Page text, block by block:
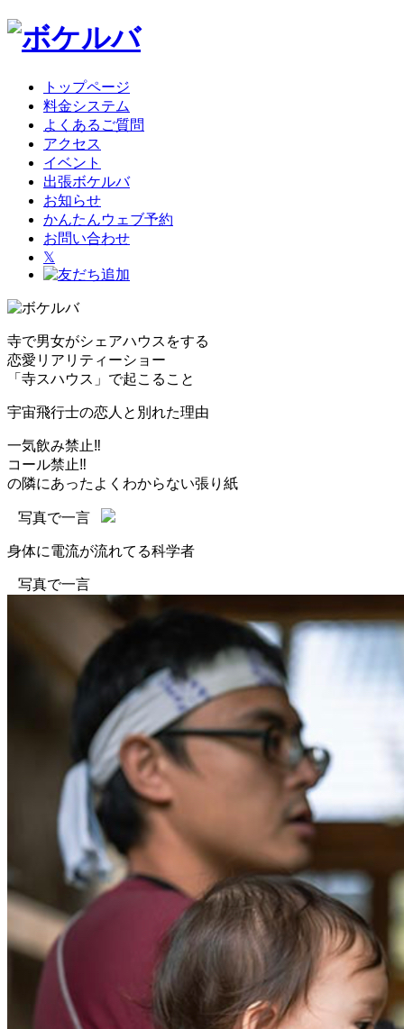
トップページ
料金システム
よくあるご質問
アクセス
イベント
出張ボケルバ
お知らせ
かんたんウェブ予約
お問い合わせ
𝕏
寺で男女がシェアハウスをする
恋愛リアリティーショー
「寺スハウス」で起こること
宇宙飛行士の恋人と別れた理由
一気飲み禁止‼️
コール禁止‼️
の隣にあったよくわからない張り紙
写真で一言
身体に電流が流れてる科学者
写真で一言